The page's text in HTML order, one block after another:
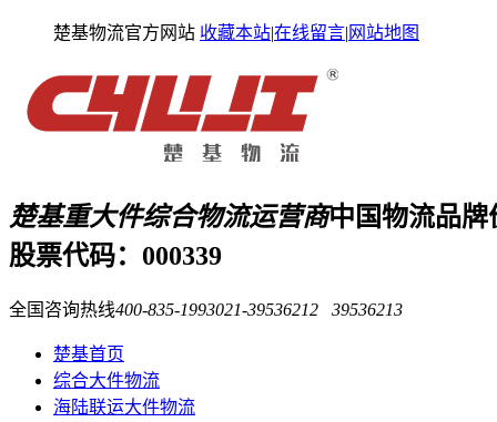
楚基物流官方网站 收藏本站|在线留言| 网站地图
楚基重大件综合物流运营商中国物流品牌
股票代码：000339
全国咨询热线400-835-1993021-39536212 39536213
楚基首页
综合大件物流
海陆联运大件物流